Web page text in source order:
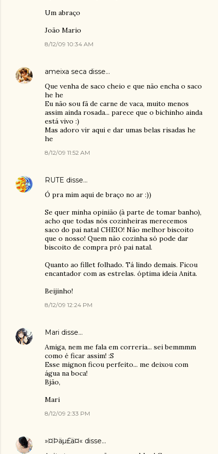
Um abraço
João Mario
8/12/09 10:34 AM
ameixa seca disse…
Que venha de saco cheio e que não encha o saco
he he
Eu não sou fã de carne de vaca, muito menos
assim ainda rosada... parece que o bichinho ainda
está vivo :)
Mas adoro vir aqui e dar umas belas risadas he
he
8/12/09 11:52 AM
RUTE disse…
Ó pra mim aqui de braço no ar :))
Se quer minha opinião (à parte de tomar banho),
acho que todas nós cozinheiras merecemos
saco do pai natal CHEIO! Não melhor biscoito
que o nosso! Quem não cozinha só pode dar
biscoito de compra pró pai natal.
Quanto ao fillet folhado. Tá lindo demais. Ficou
encantador com as estrelas. óptima ideia Anita.
Beijinho!
8/12/09 12:24 PM
Mari disse…
Amiga, nem me fala em correria... sei bemmmm
como é ficar assim! :S
Esse mignon ficou perfeito... me deixou com
água na boca!
Bjão,
Mari
8/12/09 2:33 PM
»¤Þäµ£ä¤« disse…